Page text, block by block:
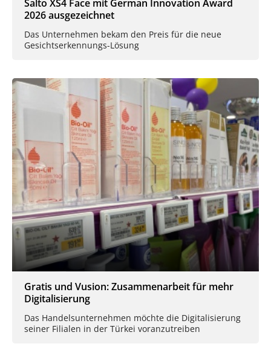
Salto XS4 Face mit German Innovation Award
2026 ausgezeichnet
Das Unternehmen bekam den Preis für die neue
Gesichtserkennungs-Lösung
Gratis und Vusion: Zusammenarbeit für mehr
Digitalisierung
Das Handelsunternehmen möchte die Digitalisierung
seiner Filialen in der Türkei voranzutreiben